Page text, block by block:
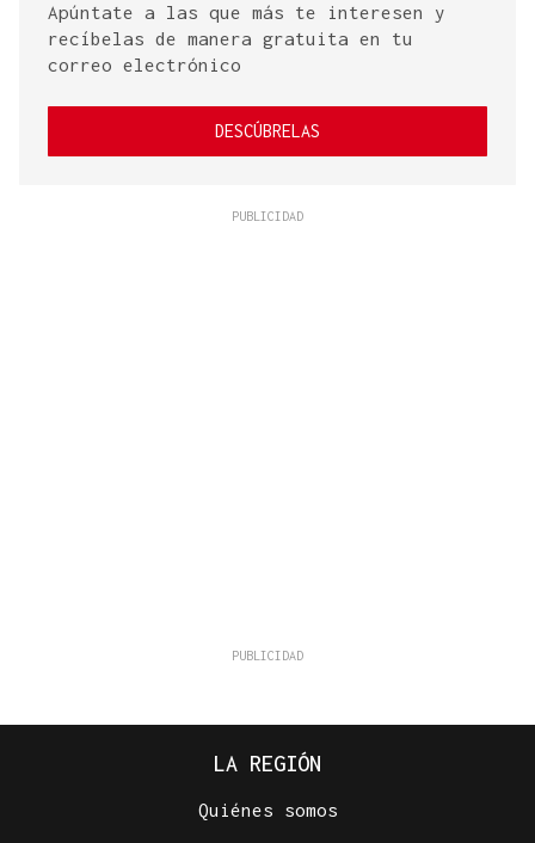
Apúntate a las que más te interesen y
recíbelas de manera gratuita en tu
correo electrónico
DESCÚBRELAS
LA REGIÓN
Quiénes somos